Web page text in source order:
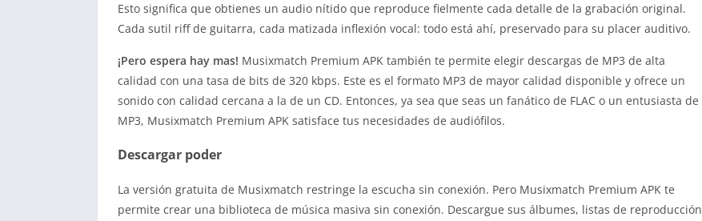
Esto significa que obtienes un audio nítido que reproduce fielmente cada detalle de la grabación original.
Cada sutil riff de guitarra, cada matizada inflexión vocal: todo está ahí, preservado para su placer auditivo.
¡Pero espera hay mas! Musixmatch Premium APK también te permite elegir descargas de MP3 de alta
calidad con una tasa de bits de 320 kbps. Este es el formato MP3 de mayor calidad disponible y ofrece un
sonido con calidad cercana a la de un CD. Entonces, ya sea que seas un fanático de FLAC o un entusiasta de
MP3, Musixmatch Premium APK satisface tus necesidades de audiófilos.
Descargar poder
La versión gratuita de Musixmatch restringe la escucha sin conexión. Pero Musixmatch Premium APK te
permite crear una biblioteca de música masiva sin conexión. Descargue sus álbumes, listas de reproducción